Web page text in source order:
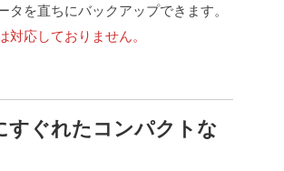
タを直ちにバックアップできます。
対応しておりません。
すぐれたコンパクトな